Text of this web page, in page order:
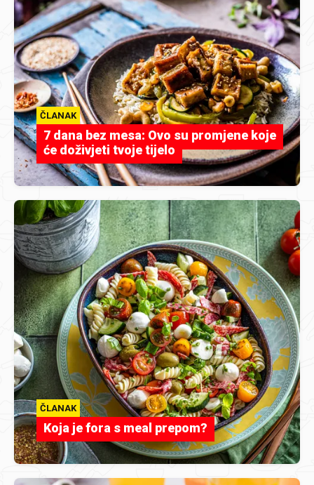
ČLANAK
7 dana bez mesa: Ovo su promjene koje
će doživjeti tvoje tijelo
ČLANAK
Koja je fora s meal prepom?